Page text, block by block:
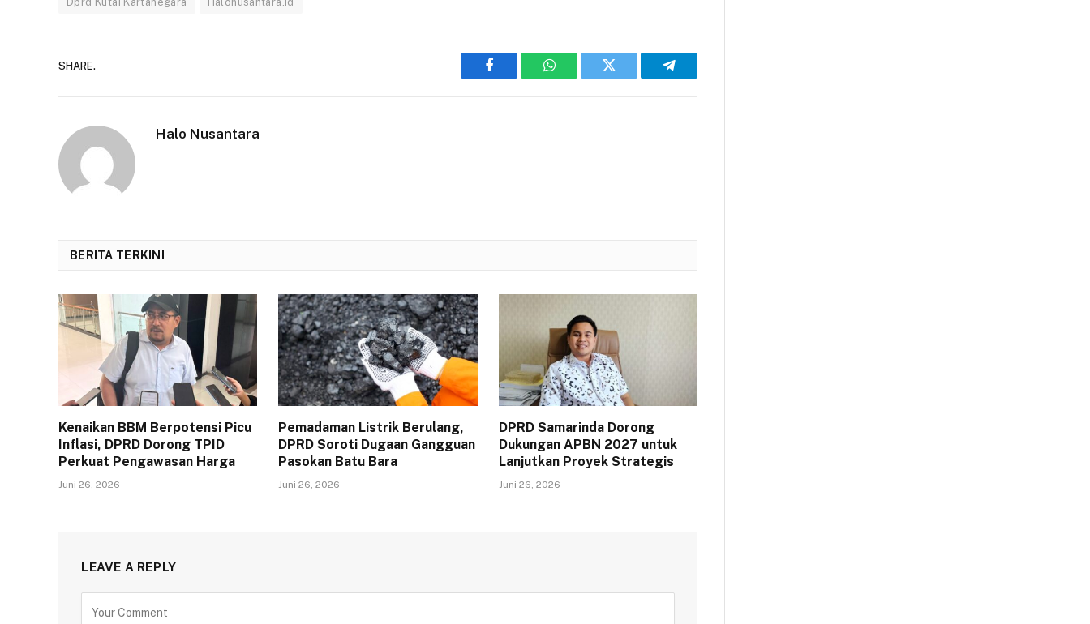
SHARE.
Facebook WhatsAppTwitter Telegram
Halo Nusantara
BERITA TERKINI
Kenaikan BBM Berpotensi Picu
Inflasi, DPRD Dorong TPID
Perkuat Pengawasan Harga
Juni 26, 2026
Pemadaman Listrik Berulang,
DPRD Soroti Dugaan Gangguan
Pasokan Batu Bara
Juni 26, 2026
DPRD Samarinda Dorong
Dukungan APBN 2027 untuk
Lanjutkan Proyek Strategis
Juni 26, 2026
LEAVE A REPLY